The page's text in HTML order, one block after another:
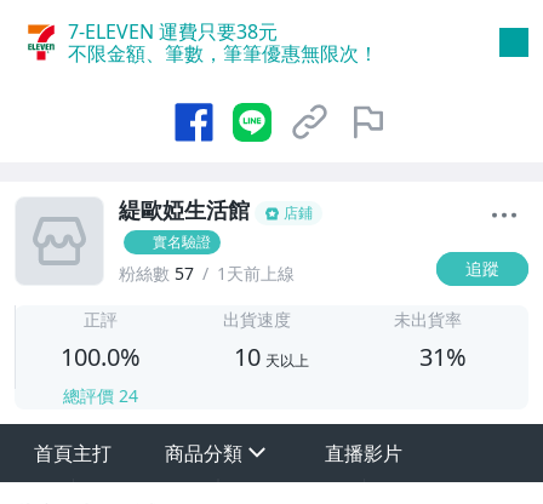
7-ELEVEN 運費只要38元
不限金額、筆數，筆筆優惠無限次！
緹歐婭生活館
店鋪
實名驗證
粉絲數 57 1天前上線 追蹤
正評
100.0%
總評價 24
出貨速度
10 天以上
未出貨率
31%
首頁主打 商品分類 直播影片